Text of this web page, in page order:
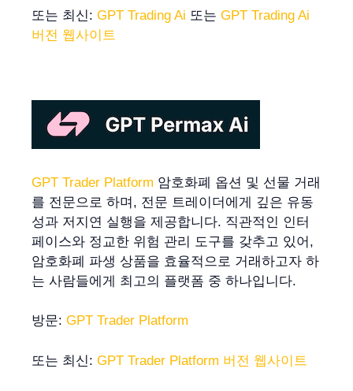
또는 최신: GPT Trading Ai 또는 GPT Trading Ai
버전 웹사이트
GPT Trader Platform 암호화폐 옵션 및 선물 거래
를 전문으로 하며, 전문 트레이더에게 깊은 유동
성과 저지연 실행을 제공합니다. 직관적인 인터
페이스와 정교한 위험 관리 도구를 갖추고 있어,
암호화폐 파생 상품을 효율적으로 거래하고자 하
는 사람들에게 최고의 플랫폼 중 하나입니다.
방문: GPT Trader Platform
또는 최신: GPT Trader Platform 버전 웹사이트